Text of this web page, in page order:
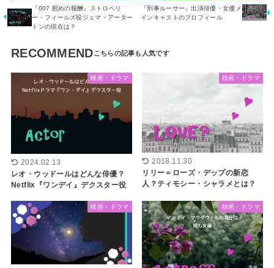
『007 慰めの報酬』ストロベリ
ー・フィールズ役ジェマ・アーター
トンの現在は？
『刑事ルーサー』出演俳優・女優メ
インキャストのプロフィール
RECOMMEND
映画・ドラマ
2024.02.13
レオ・ウッドールはどんな俳優？
Netflix『ワンデイ』デクスター役
映画・ドラマ
2018.11.30
リリー＝ローズ・デップの新恋
人？ティモシー・シャラメとは？
映画・ドラマ 映画・ドラマ